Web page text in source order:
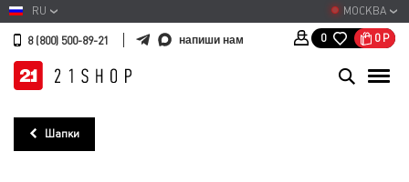
МОСКВА
RU
8 (800) 500-89-21 напиши нам 0 0 Р
Шапки